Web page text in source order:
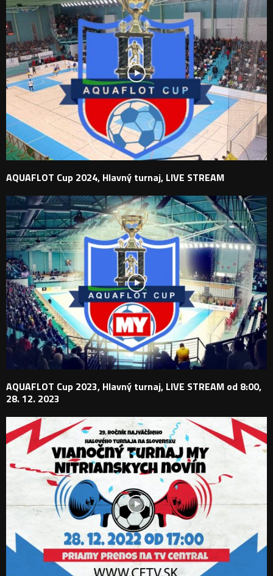
AQUAFLOT Cup 2024, Hlavný turnaj, LIVE STREAM
AQUAFLOT Cup 2023, Hlavný turnaj, LIVE STREAM od 8:00,
28. 12. 2023